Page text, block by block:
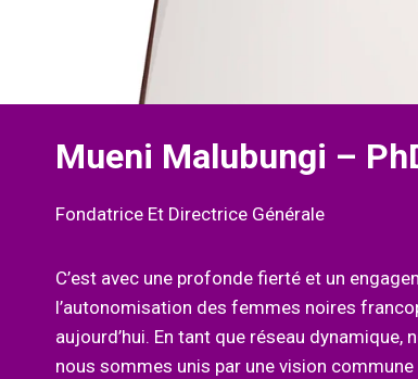
Mueni Malubungi –
Fondatrice Et Directrice Générale
C’est avec une profonde fierté et un
l’autonomisation des femmes noires
aujourd’hui. En tant que réseau
nous sommes unis par une vision